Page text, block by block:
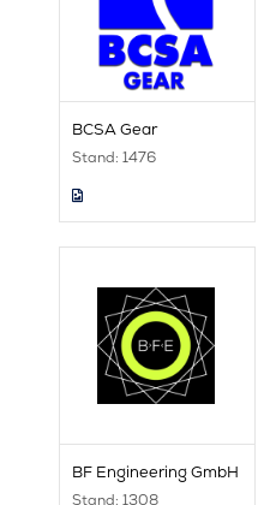
BCSA Gear
Stand: 1476
BF Engineering GmbH
Stand: 1308